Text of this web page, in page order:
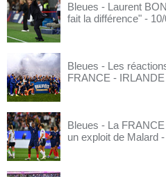
Bleues - Laurent
fait la différence" -
Bleues - Les
FRANCE - IRLANDE
Bleues - La
un exploit de Malard